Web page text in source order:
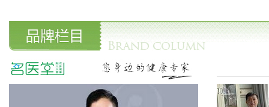
神经内科庄绪娟
泌尿外科李延江
甲状腺科孙文海
产科李桂美
肝病科吕志国
小儿内科林荣军
甲状腺外科